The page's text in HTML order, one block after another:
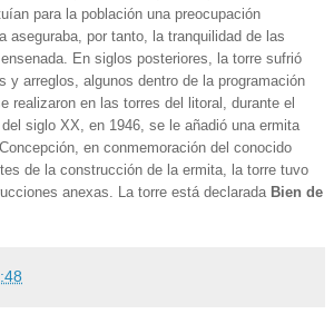
para la población una preocupación
aseguraba, por tanto, la tranquilidad de las
En siglos posteriores, la torre sufrió
y arreglos, algunos dentro de la programación
realizaron en las torres del litoral, durante el
siglo XX, en 1946, se le añadió una ermita
en conmemoración del conocido
de la construcción de la ermita, la torre tuvo
anexas. La torre está declarada Bien de